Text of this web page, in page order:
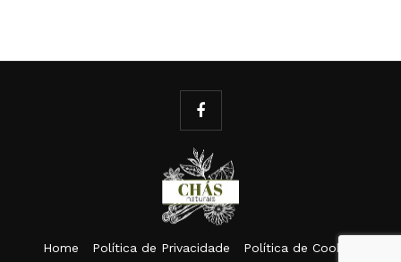
Home Política de Privacidade
Política de Cookies